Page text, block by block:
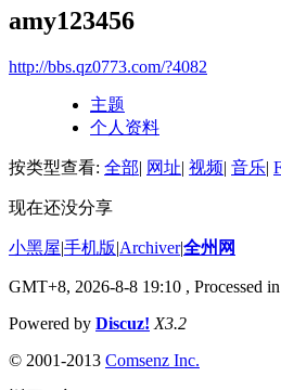
amy123456
http://bbs.qz0773.com/?4082
主题
个人资料
按类型查看: 全部| 网址| 视频| 音乐|
现在还没分享
小黑屋|手机版|Archiver|全州网
GMT+8, 2026-8-8 19:10 , Processed
Powered by Discuz! X3.2
© 2001-2013 Comsenz Inc.